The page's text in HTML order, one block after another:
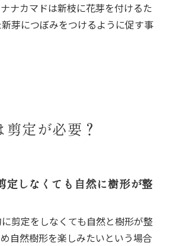
ナカマドは新枝に花芽を付けるた
芽につぼみをつけるように促す事
定が必要？
定しなくても自然に樹形が整
剪定をしなくても自然と樹形が整
自然樹形を楽しみたいという場合